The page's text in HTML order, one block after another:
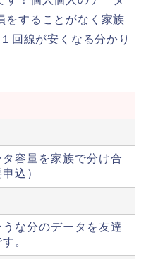
をすることがなく家族
回線が安くなる分かり
容量を家族で分け合
込）
な分のデータを友達
。